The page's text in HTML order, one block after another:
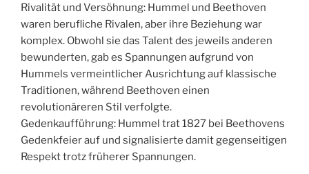
Rivalität und Versöhnung: Hummel und Beethoven
waren berufliche Rivalen, aber ihre Beziehung war
komplex. Obwohl sie das Talent des jeweils anderen
bewunderten, gab es Spannungen aufgrund von
Hummels vermeintlicher Ausrichtung auf klassische
Traditionen, während Beethoven einen
revolutionäreren Stil verfolgte.
Gedenkaufführung: Hummel trat 1827 bei Beethovens
Gedenkfeier auf und signalisierte damit gegenseitigen
Respekt trotz früherer Spannungen.